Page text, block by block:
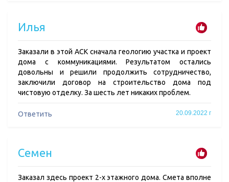
Илья
Заказали в этой АСК сначала геологию участка и проект
дома с коммуникациями. Результатом остались
довольны и решили продолжить сотрудничество,
заключили договор на строительство дома под
чистовую отделку. За шесть лет никаких проблем.
Ответить 20.09.2022 г
Семен
Заказал здесь проект 2-х этажного дома. Смета вполне